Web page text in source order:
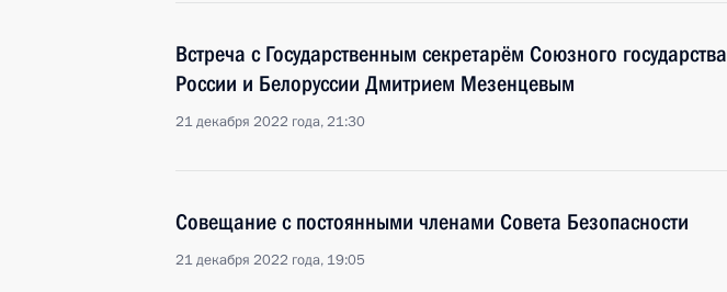
Встреча с Государственным секретарём Союзного государства
России и Белоруссии Дмитрием Мезенцевым
21 декабря 2022 года, 21:30
Совещание с постоянными членами Совета Безопасности
21 декабря 2022 года, 19:05